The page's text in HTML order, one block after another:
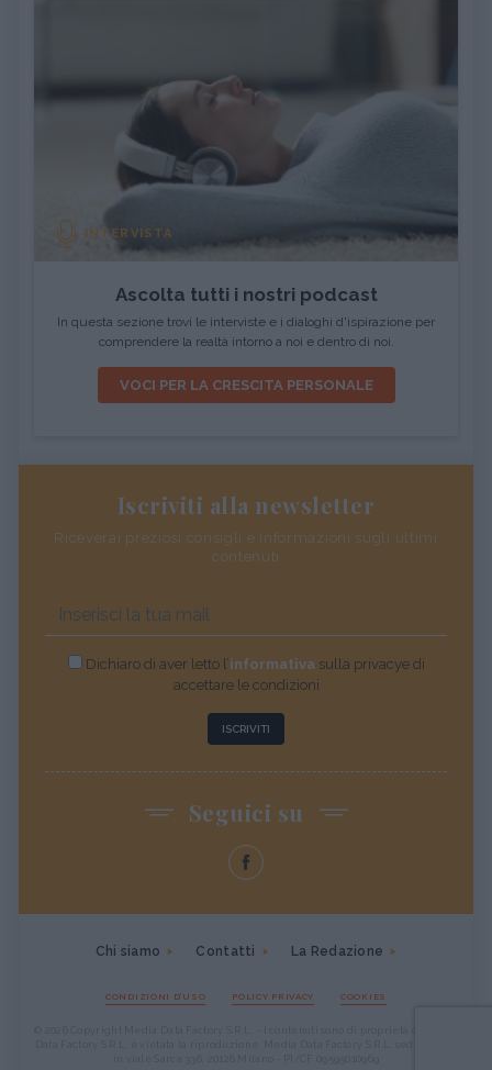
INTERVISTA
Ascolta tutti i nostri podcast
In questa sezione trovi le interviste e i dialoghi d'ispirazione per
comprendere la realtà intorno a noi e dentro di noi.
VOCI PER LA CRESCITA PERSONALE
Iscriviti alla newsletter
Riceverai preziosi consigli e informazioni sugli ultimi
contenuti
Dichiaro di aver letto l’informativa sulla privacye di
accettare le condizioni
ISCRIVITI
Seguici su
Chi siamo Contatti La Redazione
CONDIZIONI D'USO POLICY PRIVACY COOKIES